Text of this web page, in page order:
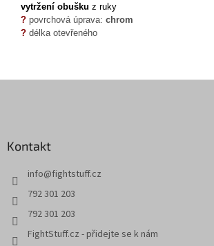
vytržení obušku z ruky
? povrchová úprava: chrom
? délka otevřeného
Kontakt
info@fightstuff.cz
792 301 203
792 301 203
FightStuff.cz - přidejte se k nám